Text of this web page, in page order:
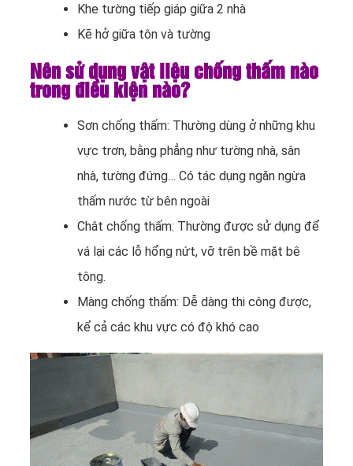
Khe tường tiếp giáp giữa 2 nhà
Kẽ hở giữa tôn và tường
Nên sử dụng vật liệu chống thấm nào
trong điều kiện nào?
Sơn chống thấm: Thường dùng ở những khu
vực trơn, bằng phẳng như tường nhà, sân
nhà, tường đứng… Có tác dụng ngăn ngừa
thấm nước từ bên ngoài
Chât chống thấm: Thường được sử dụng để
vá lại các lỗ hổng nứt, vỡ trên bề mặt bê
tông.
Màng chống thấm: Dễ dàng thi công được,
kể cả các khu vực có độ khó cao